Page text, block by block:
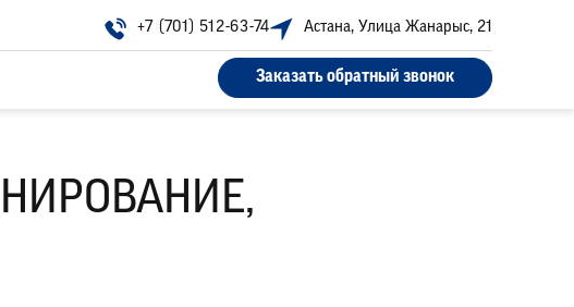
+7 (701) 512-63-74 Астана, Улица Жанарыс, 21
Заказать обратный звонок